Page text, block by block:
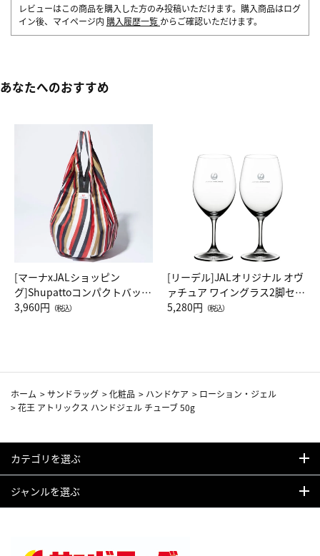
レビューはこの商品を購入した方のみ投稿いただけます。購入商品はログ
イン後、マイページ内 購入履歴一覧 からご確認いただけます。
あなたへのおすすめ
[マーナxJALショッピン
グ]Shupattoコンパクトバッグ
Drop JAL客室乗務員（LC）ス
3,960円 （税込）
[リーデル]JALオリジナル オヴ
ァチュア ワイングラス2脚セッ
ト（レッドワイン）
5,280円 （税込）
ホーム >サンドラッグ >化粧品 > ハンドケア > ローション・ジェル
>花王 アトリックス ハンドジェル チューブ 50g
カテゴリを選ぶ
ジャンルを選ぶ